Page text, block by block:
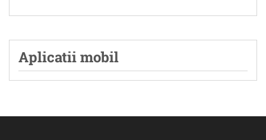
Aplicatii mobil